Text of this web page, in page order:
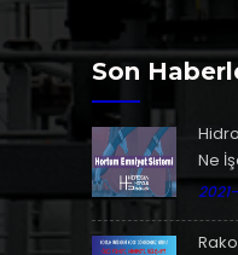
Son
Ne